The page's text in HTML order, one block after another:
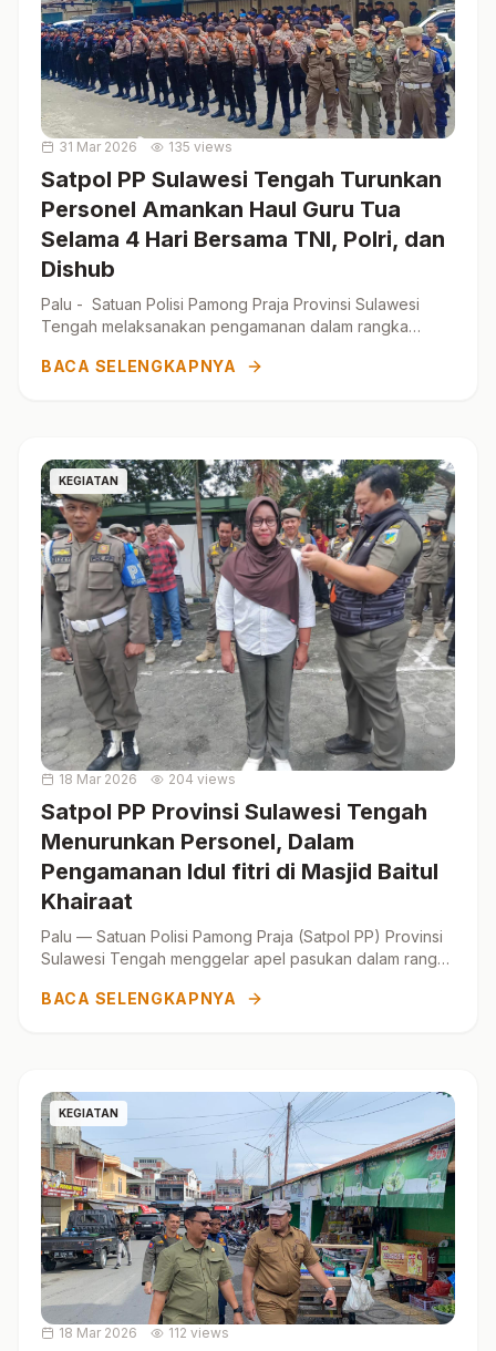
31 Mar 2026 135 views
Satpol PP Sulawesi Tengah Turunkan
Personel Amankan Haul Guru Tua
Selama 4 Hari Bersama TNI, Polri, dan
Dishub
Palu - Satuan Polisi Pamong Praja Provinsi Sulawesi
Tengah melaksanakan pengamanan dalam rangka
Haul Guru ...
BACA SELENGKAPNYA
KEGIATAN
18 Mar 2026 204 views
Satpol PP Provinsi Sulawesi Tengah
Menurunkan Personel, Dalam
Pengamanan Idul fitri di Masjid Baitul
Khairaat
Palu — Satuan Polisi Pamong Praja (Satpol PP) Provinsi
Sulawesi Tengah menggelar apel pasukan dalam rangka
BACA SELENGKAPNYA
KEGIATAN
18 Mar 2026 112 views